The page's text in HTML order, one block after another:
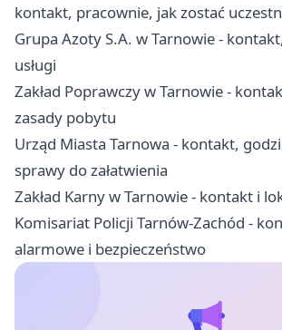
kontakt, pracownie, jak zostać
Grupa Azoty S.A. w Tarnowie -
usługi
Zakład Poprawczy w Tarnowie -
zasady pobytu
Urząd Miasta Tarnowa - kontakt,
sprawy do załatwienia
Zakład Karny w Tarnowie - kontakt i
Komisariat Policji Tarnów-Zachód -
alarmowe i bezpieczeństwo